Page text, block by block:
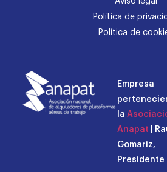
Política de
Política de
Empresa
la
Anapat |
Gomariz,
Presidente